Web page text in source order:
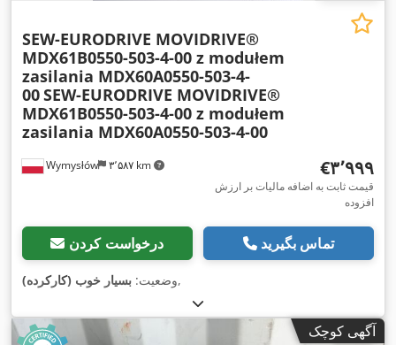
Wymysłów ۳٬۵۸۷ km
SEW-EURODRIVE MOVIDRIVE®
MDX61B0550-503-4-00 z modułem
zasilania MDX60A0550-503-4-
00SEW-EURODRIVE MOVIDRIVE®
MDX61B0550-503-4-00 z modułem
zasilania MDX60A0550-503-4-00
‎€۳٬۹۹۹
قیمت ثابت به اضافه مالیات بر ارزش
افزوده
درخواست کردن تماس بگیرید
وضعیت: بسیار خوب (کارکرده) ,
آگهی کوچک